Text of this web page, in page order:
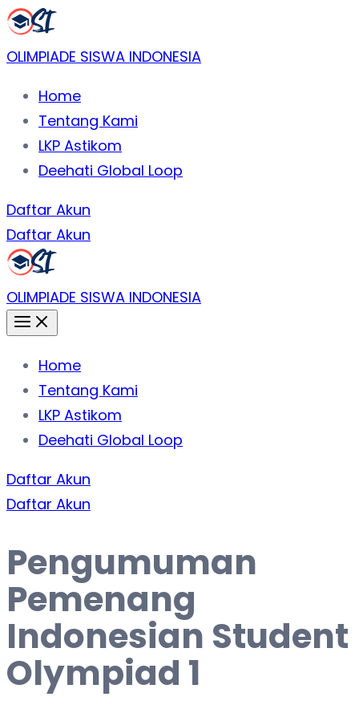
Lewati
konten
OLIMPIADE SISWA INDONESIA
Home
Tentang Kami
LKP Astikom
Deehati Global Loop
Daftar Akun
Daftar Akun
OLIMPIADE SISWA INDONESIA
Home
Tentang Kami
LKP Astikom
Deehati Global Loop
Daftar Akun
Daftar Akun
Pengumuman
Pemenang
Indonesian Student
Olympiad 1